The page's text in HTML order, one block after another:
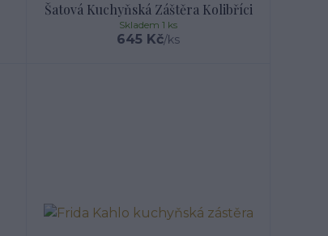
Šatová Kuchyňská Záštěra Kolibříci
645 Kč/ks
Skladem 1 ks